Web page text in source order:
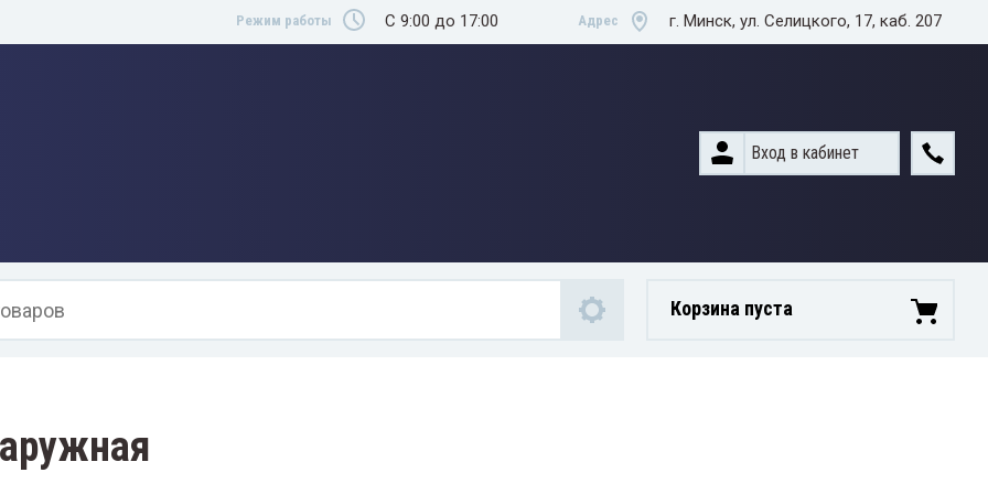
Режим работы C 9:00 до 17:00 Адрес г. Минск, ул. Селицкого, 17, каб. 207
Вход в кабинет
Корзина пуста